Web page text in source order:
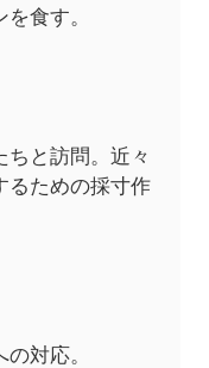
食す。
ちと訪問。近々
るための採寸作
対応。